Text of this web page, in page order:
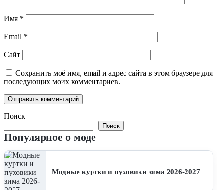
Имя *
Email *
Сайт
Сохранить моё имя, email и адрес сайта в этом браузере для
последующих моих комментариев.
Поиск
Поиск
Популярное о моде
Модные куртки и пуховики зима 2026-2027